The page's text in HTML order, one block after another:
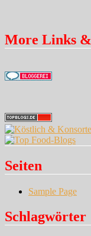
More Links
Seiten
Sample Page
Schlagwörter